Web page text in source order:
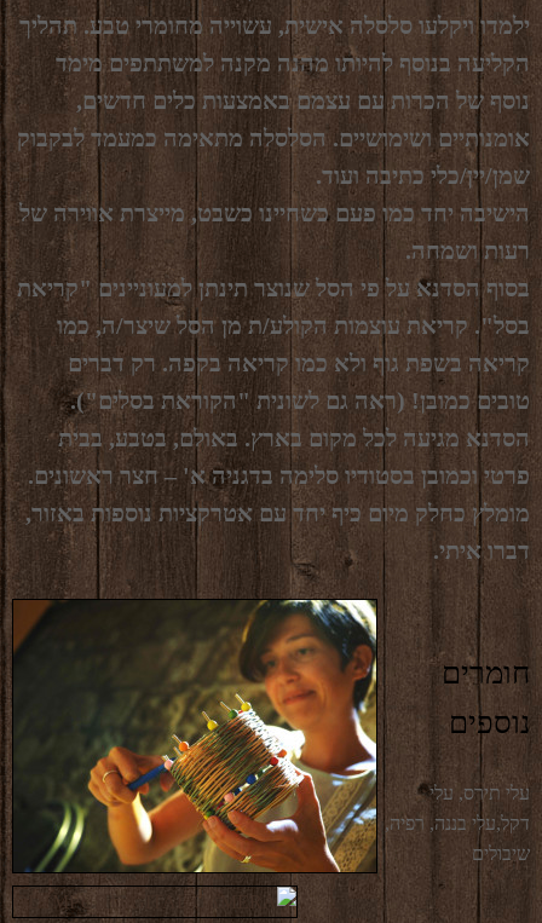
ילמדו ויקלעו סלסלה אישית, עשוייה מחומרי טבע. תהליך
הקליעה בנוסף להיותו מהנה מקנה למשתתפים מימד
נוסף של הכרות עם עצמם באמצעות כלים חדשים,
אומנותיים ושימושיים. הסלסלה מתאימה כמעמד לבקבוק
שמן/יין/כלי כתיבה ועוד.
הישיבה יחד כמו פעם כשחיינו כשבט, מייצרת אווירה של
רעות ושמחה.
בסוף הסדנא על פי הסל שנוצר תינתן למעוניינים "קריאת
בסל". קריאת עוצמות הקולע/ת מן הסל שיצר/ה, כמו
קריאה בשפת גוף ולא כמו קריאה בקפה. רק דברים
טובים כמובן! (ראה גם לשונית "הקוראת בסלים").
הסדנא מגיעה לכל מקום בארץ. באולם, בטבע, בבית
פרטי וכמובן בסטודיו סלימה בדגניה א' – חצר ראשונים.
מומלץ כחלק מיום כיף יחד עם אטרקציות נוספות באזור,
דברו איתי.
חומרים
נוספים
עלי תירס, עלי
דקל,עלי בננה, רפיה,
שיבולים